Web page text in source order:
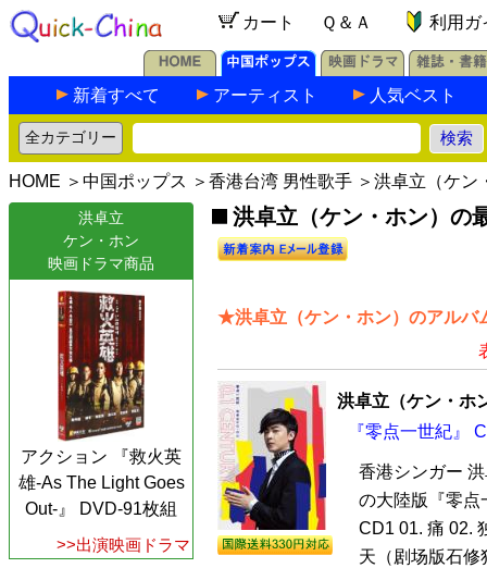
カート Ｑ＆Ａ 利用ガ
新着すべて アーティスト 人気ベスト
HOME ＞ 中国ポップス ＞ 香港台湾 男性歌手 ＞洪卓立（ケン
洪卓立
ケン・ホン
映画ドラマ商品
アクション 『救火英
雄-As The Light Goes
Out-』 DVD-91枚組
>>出演映画ドラマ
洪卓立（ケン・ホン）の
★洪卓立（ケン・ホン）のアルバ
洪卓立（ケン・ホ
『零点一世紀』
香港シンガー
の大陸版『零点
CD1 01. 痛 02.
天（剧场版石修